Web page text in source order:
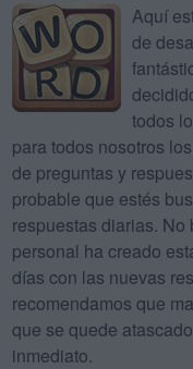
Aquí
de
todos
para todos nosotros
de preguntas y
probable que estés
respuestas diarias.
personal ha creado
días con las nuevas
recomendamos que
que se quede
inmediato.